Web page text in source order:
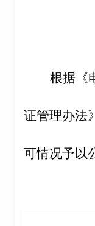
根据《
证管理办法
可情况予以